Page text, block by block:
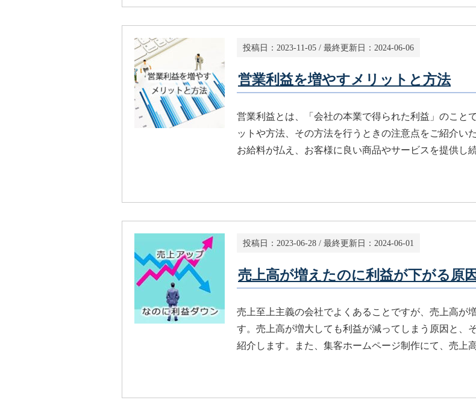
投稿日： 2023-11-05 / 最終更新日： 2024-06-06
営業利益を増やすメリットと方法
営業利益とは、「会社の本業で得られた利益」のこと
ットや方法、その方法を行うときの注意点をご紹介い
お給料が払え、お客様に良い商品やサービスを提供し
投稿日： 2023-06-28 / 最終更新日： 2024-06-01
売上高が増えたのに利益が下がる原因
売上至上主義の会社でよくあることですが、売上高が
す。売上高が増大しても利益が減ってしまう原因と、
紹介します。また、集客ホームページ制作にて、売上